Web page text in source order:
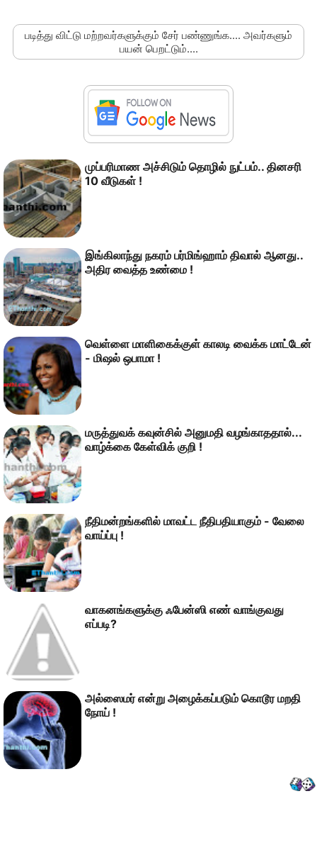
படித்து விட்டு மற்றவர்களுக்கும் சேர் பண்ணுங்க.... அவர்களும்
பயன் பெறட்டும்....
முப்பரிமாண அச்சிடும் தொழில் நுட்பம்.. தினசரி
10 வீடுகள் !
இங்கிலாந்து நகரம் பர்மிங்ஹாம் திவால் ஆனது..
அதிர வைத்த உண்மை !
வெள்ளை மாளிகைக்குள் காலடி வைக்க மாட்டேன்
- மிஷல் ஒபாமா !
மருத்துவக் கவுன்சில் அனுமதி வழங்காததால்...
வாழ்க்கை கேள்விக் குறி !
நீதிமன்றங்களில் மாவட்ட நீதிபதியாகும் - வேலை
வாய்ப்பு !
வாகனங்களுக்கு ஃபேன்ஸி எண் வாங்குவது
எப்படி?
அல்ஸைமர் என்று அழைக்கப்படும் கொடூர மறதி
நோய் !